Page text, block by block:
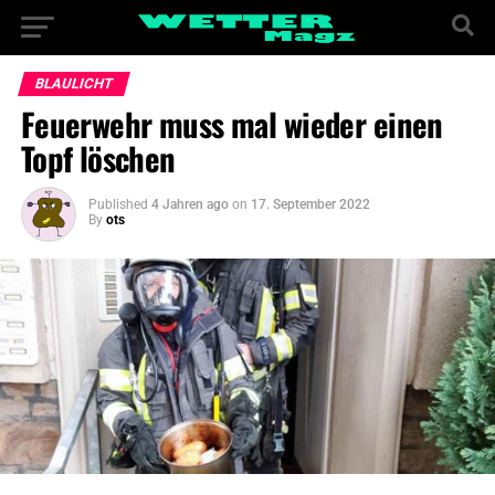
BLAULICHT
Feuerwehr muss mal wieder einen
Topf löschen
Published 4 Jahren ago on 17. September 2022
By ots